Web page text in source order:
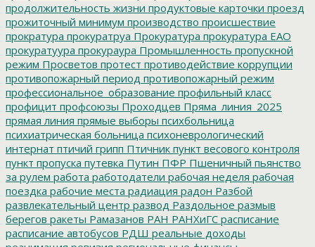
продолжительность жизни продуктовые карточки проезд
прожиточный минимум производство происшествие
прократура прокуратруа Прокуратура прокуратура ЕАО
прокуратуура прокураура Промышленность пропускной
режим Просветов протест противодействие коррупции
противопожарный период противопожарный режим
профессиональное_образование профильный класс
профицит профсоюзы Проходцев Пряма_линия_2025
прямая линия прямые выборы психбольница
психиатрическая больница психоневрологический
интернат птичий грипп Птичник пункт весового контроля
пункт пропуска путевка Путин ПФР Пшеничный пьянство
за рулем работа работодатели рабочая неделя рабочая
поездка рабочие места радиация радон Разбой
развлекательный центр развод Раздольное размыв
берегов ракеты Рамазанов РАН РАНХиГС расписание
расписание автобусов РДШ реальные доходы